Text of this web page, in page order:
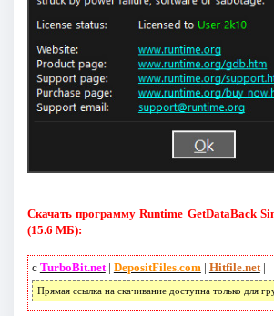
Скачать программу Runtime GetDataBack
(15.6 МБ):
с TurboBit.net| DepositFiles.com | Hitfile.net|
Прямая ссылка на скачивание доступна только для